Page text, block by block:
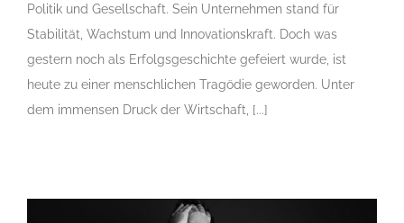
Politik und Gesellschaft. Sein Unternehmen stand für
Stabilität, Wachstum und Innovationskraft. Doch was
gestern noch als Erfolgsgeschichte gefeiert wurde, ist
heute zu einer menschlichen Tragödie geworden. Unter
dem immensen Druck der Wirtschaft, [...]